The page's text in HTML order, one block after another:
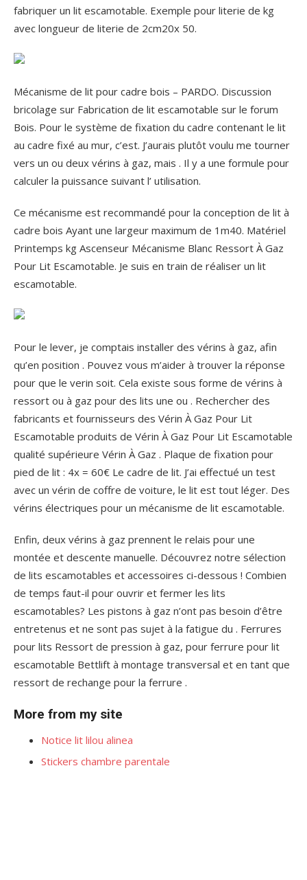
fabriquer un lit escamotable. Exemple pour literie de kg
avec longueur de literie de 2cm20x 50.
Mécanisme de lit pour cadre bois – PARDO. Discussion
bricolage sur Fabrication de lit escamotable sur le forum
Bois. Pour le système de fixation du cadre contenant le lit
au cadre fixé au mur, c’est. J’aurais plutôt voulu me tourner
vers un ou deux vérins à gaz, mais . Il y a une formule pour
calculer la puissance suivant l’ utilisation.
Ce mécanisme est recommandé pour la conception de lit à
cadre bois Ayant une largeur maximum de 1m40. Matériel
Printemps kg Ascenseur Mécanisme Blanc Ressort À Gaz
Pour Lit Escamotable. Je suis en train de réaliser un lit
escamotable.
Pour le lever, je comptais installer des vérins à gaz, afin
qu’en position . Pouvez vous m’aider à trouver la réponse
pour que le verin soit. Cela existe sous forme de vérins à
ressort ou à gaz pour des lits une ou . Rechercher des
fabricants et fournisseurs des Vérin À Gaz Pour Lit
Escamotable produits de Vérin À Gaz Pour Lit Escamotable
qualité supérieure Vérin À Gaz . Plaque de fixation pour
pied de lit : 4x = 60€ Le cadre de lit. J’ai effectué un test
avec un vérin de coffre de voiture, le lit est tout léger. Des
vérins électriques pour un mécanisme de lit escamotable.
Enfin, deux vérins à gaz prennent le relais pour une
montée et descente manuelle. Découvrez notre sélection
de lits escamotables et accessoires ci-dessous ! Combien
de temps faut-il pour ouvrir et fermer les lits
escamotables? Les pistons à gaz n’ont pas besoin d’être
entretenus et ne sont pas sujet à la fatigue du . Ferrures
pour lits Ressort de pression à gaz, pour ferrure pour lit
escamotable Bettlift à montage transversal et en tant que
ressort de rechange pour la ferrure .
More from my site
Notice lit lilou alinea
Stickers chambre parentale